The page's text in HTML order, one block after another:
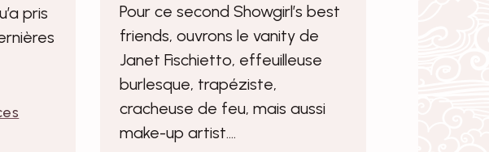
pris
Pour ce second Showgirl’s best
friends, ouvrons le vanity de
Janet Fischietto, effeuilleuse
burlesque, trapéziste,
cracheuse de feu, mais aussi
make-up artist.…